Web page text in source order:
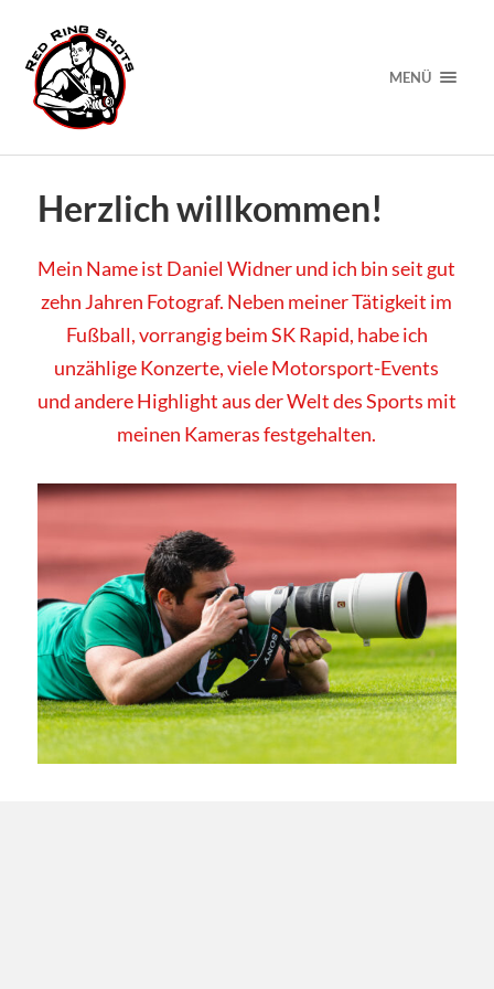
MENÜ
Herzlich willkommen!
Mein Name ist Daniel Widner und ich bin seit gut
zehn Jahren Fotograf. Neben meiner Tätigkeit im
Fußball, vorrangig beim SK Rapid, habe ich
unzählige Konzerte, viele Motorsport-Events
und andere Highlight aus der Welt des Sports mit
meinen Kameras festgehalten.